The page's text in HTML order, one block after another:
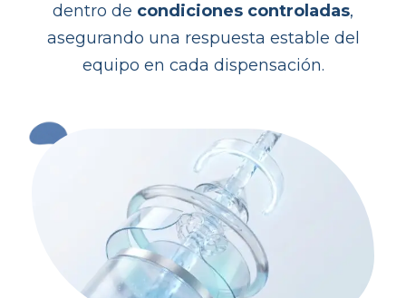
dentro de condiciones controladas,
asegurando una respuesta estable del
equipo en cada dispensación.